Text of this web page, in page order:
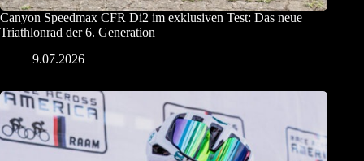
Canyon Speedmax CFR Di2 im exklusiven Test: Das neue
Triathlonrad der 6. Generation
9.07.2026